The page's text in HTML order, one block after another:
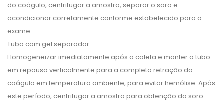
do coágulo, centrifugar a amostra, separar o soro e
acondicionar corretamente conforme estabelecido para o
exame.
Tubo com gel separador:
Homogeneizar imediatamente após a coleta e manter o tubo
em repouso verticalmente para a completa retração do
coágulo em temperatura ambiente, para evitar hemólise. Após
este período, centrifugar a amostra para obtenção do soro